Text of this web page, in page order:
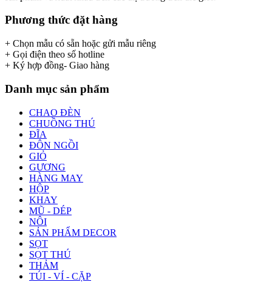
Phương thức đặt hàng
+ Chọn mẫu có sẵn hoặc gửi mẫu riêng
+ Gọi điện theo số hotline
+ Ký hợp đồng- Giao hàng
Danh mục sản phẩm
CHAO ĐÈN
CHUỒNG THÚ
ĐĨA
ĐÔN NGỒI
GIỎ
GƯƠNG
HÀNG MAY
HỘP
KHAY
MŨ - DÉP
NÔI
SẢN PHẨM DECOR
SỌT
SỌT THÚ
THẢM
TÚI - VÍ - CẶP